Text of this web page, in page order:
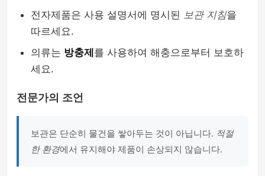
전자제품은 사용 설명서에 명시된 보관 지침을
따르세요.
의류는 방충제 를 사용하여 해충으로부터 보호하
세요.
전문가의 조언
보관은 단순히 물건을 쌓아두는 것이 아닙니다. 적절
한 환경에서 유지해야 제품이 손상되지 않습니다.